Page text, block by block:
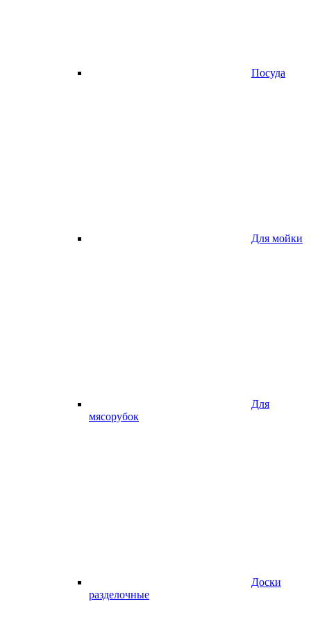
Посуда
Для мойки
Для
мясорубок
Доски
разделочные